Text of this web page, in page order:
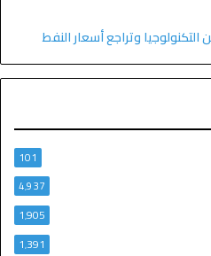
وتراجع أسعار النفط
101
4٬937
1٬905
1٬391